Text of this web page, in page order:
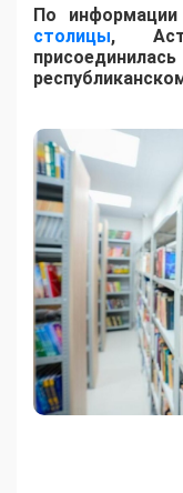
По информации
столицы,